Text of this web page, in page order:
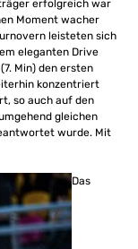
erfolgreich war
Moment wacher
leisteten sich
eleganten Drive
Min) den ersten
konzentriert
so auch auf den
gleichen
wurde. Mit
Das